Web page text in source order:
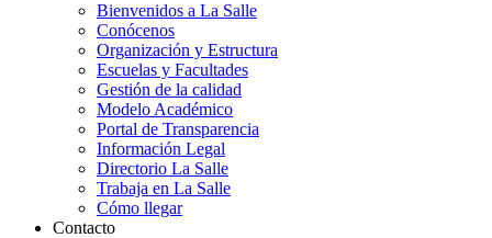
Bienvenidos a La Salle
Conócenos
Organización y Estructura
Escuelas y Facultades
Gestión de la calidad
Modelo Académico
Portal de Transparencia
Información Legal
Directorio La Salle
Trabaja en La Salle
Cómo llegar
Contacto